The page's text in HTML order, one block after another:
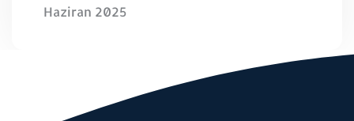
Haziran 2025